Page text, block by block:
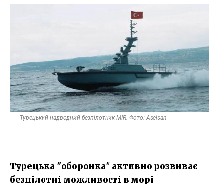
Турецький надводний безпілотник MIR. Фото: Aselsan
Турецька "оборонка" активно розвиває
безпілотні можливості в морі